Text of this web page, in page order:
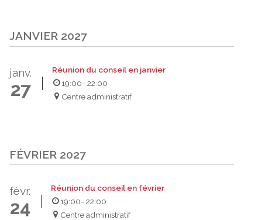
JANVIER 2027
janv.
27
Réunion du conseil en janvier
19:00- 22:00
Centre administratif
FÉVRIER 2027
févr.
24
Réunion du conseil en février
19:00- 22:00
Centre administratif